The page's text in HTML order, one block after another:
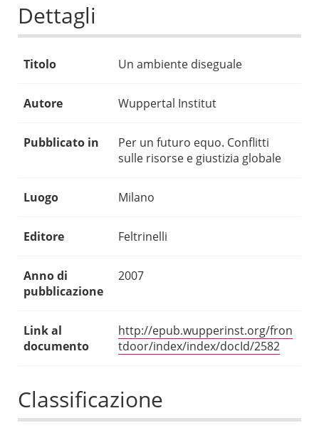
Dettagli
Titolo Un ambiente diseguale
Autore Wuppertal Institut
Pubblicato in
Per un futuro equo. Conflitti
sulle risorse e giustizia globale
Luogo Milano
Editore Feltrinelli
Anno di
pubblicazione
2007
Link al
documento
http://epub.wupperinst.org/fron
tdoor/index/index/docId/2582
Classificazione